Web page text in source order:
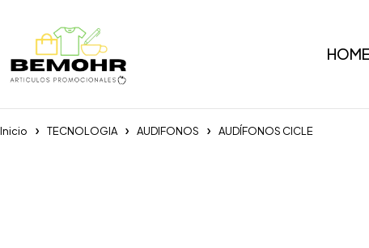
HOME
Inicio TECNOLOGIA AUDIFONOS AUDÍFONOS CICLE